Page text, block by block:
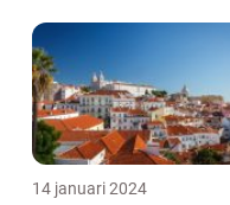
14 januari 2024